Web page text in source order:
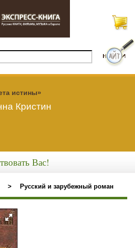
истины»
Кристин
Вас!
> Русский и зарубежный роман